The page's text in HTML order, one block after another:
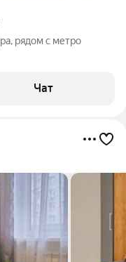
рядом с метро
Чат